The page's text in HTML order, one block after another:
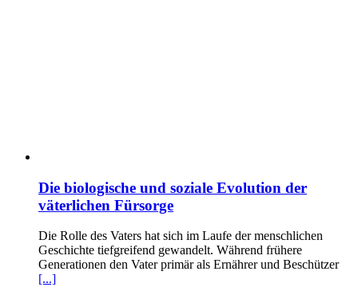
Die biologische und soziale Evolution der
väterlichen Fürsorge
Die Rolle des Vaters hat sich im Laufe der menschlichen
Geschichte tiefgreifend gewandelt. Während frühere
Generationen den Vater primär als Ernährer und Beschützer
[...]